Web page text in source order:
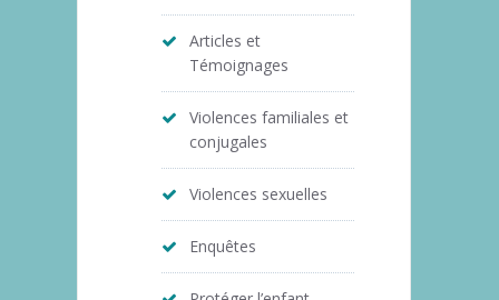
Articles et
Témoignages
Violences familiales et
conjugales
Violences sexuelles
Enquêtes